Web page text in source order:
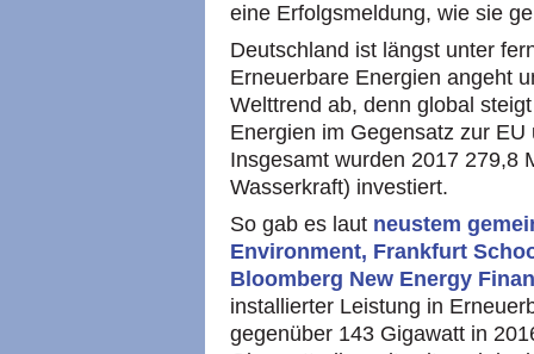
eine Erfolgsmeldung, wie sie
Deutschland ist längst unter
Erneuerbare Energien angeht
Welttrend ab, denn global
Energien im Gegensatz zur
Insgesamt wurden 2017 279,8
Wasserkraft) investiert.
So gab es laut neustem
Environment, Frankfurt
Bloomberg New Energy
installierter Leistung in
gegenüber 143 Gigawatt in